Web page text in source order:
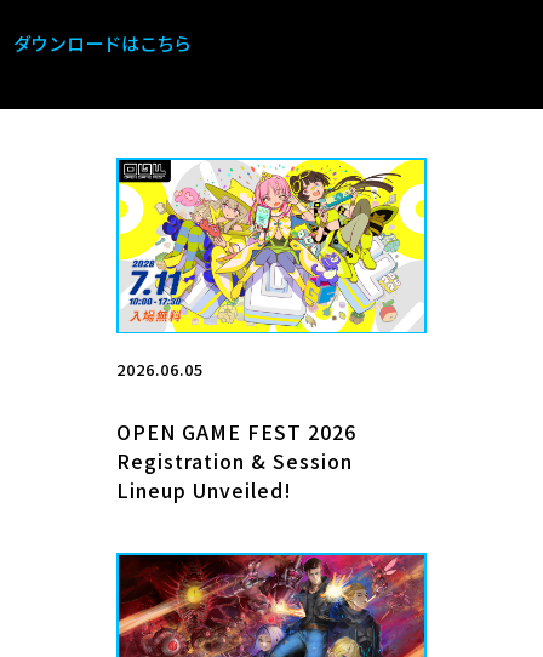
ダウンロードはこちら
2026.06.05
OPEN GAME FEST 2026
Registration & Session
Lineup Unveiled!